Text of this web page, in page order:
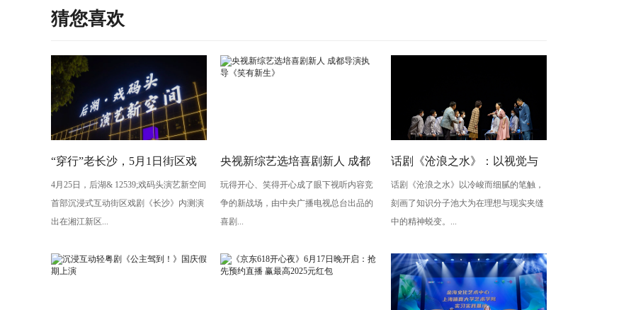
猜您喜欢
“穿行”老长沙，5月1日街区戏
剧《长沙》将亮相“后湖・戏码
头”
4月25日，后湖& 12539;戏码头演艺新空间
首部沉浸式互动街区戏剧《长沙》内测演
出在湘江新区...
央视新综艺选培喜剧新人 成都
导演执导《笑有新生》
玩得开心、笑得开心成了眼下视听内容竞
争的新战场，由中央广播电视总台出品的
喜剧...
话剧《沧浪之水》：以视觉与
心理空间，照见知识分子的精
神挣扎
话剧《沧浪之水》以冷峻而细腻的笔触，
刻画了知识分子池大为在理想与现实夹缝
中的精神蜕变。...